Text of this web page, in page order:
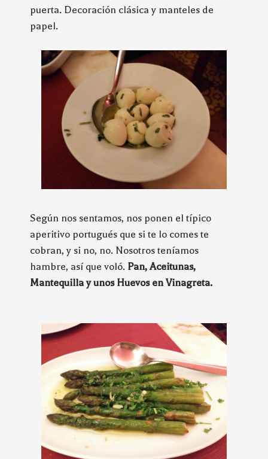
puerta. Decoración clásica y manteles de
papel.
Según nos sentamos, nos ponen el típico
aperitivo portugués que si te lo comes te
cobran, y si no, no. Nosotros teníamos
hambre, así que voló. Pan, Aceitunas,
Mantequilla y unos Huevos en Vinagreta.